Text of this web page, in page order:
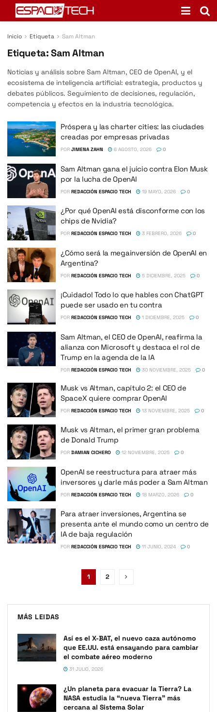
Inicio Etiqueta Sam Altman
Etiqueta:Sam Altman
Noticias y análisis sobre Sam Altman, CEO de OpenAI, y el
ecosistema de inteligencia artificial: estrategia, productos y
debates públicos. Seguimiento de decisiones, regulación,
competencia y efectos en la industria tecnológica.
Próspera y las charter cities: las ciudades
creadas por empresas privadas
POR JIMENA ZAHN 6 AGOSTO, 2026 0
Sam Altman gana el juicio contra Elon Musk
por la lucha de OpenAI
POR REDACCIÓN ESPACIO TECH 19 MAYO, 2026 0
¿Por qué OpenAI está disconforme con los
chips de Nvidia?
POR REDACCIÓN ESPACIO TECH 3 FEBRERO, 2026 0
¿Cómo será la megainversión de OpenAI en
Argentina?
POR REDACCIÓN ESPACIO TECH 5 DICIEMBRE, 2025 0
¡Cuidado! Todo lo que hables con ChatGPT
puede ser usado en tu contra
POR REDACCIÓN ESPACIO TECH 1 DICIEMBRE, 2025 0
Sam Altman, el CEO de OpenAI, reafirma la
alianza con Microsoft y destaca el rol de
Trump en la agenda de la IA
POR REDACCIÓN ESPACIO TECH 30 NOVIEMBRE, 2025 0
Musk vs Altman, capítulo 2: el CEO de
SpaceX quiere comprar OpenAI
POR REDACCIÓN ESPACIO TECH 13 NOVIEMBRE, 2025 0
Musk vs Altman, el primer gran problema
de Donald Trump
POR DAMIAN CICHERO 12 NOVIEMBRE, 2025 0
OpenAI se reestructura para atraer más
inversores y darle más poder a Sam Altman
POR REDACCIÓN ESPACIO TECH 18 MARZO, 2026 0
Para atraer inversiones, Argentina se
presenta ante el mundo como un centro de
IA de baja regulación
POR REDACCIÓN ESPACIO TECH 11 JUNIO, 2024 0
1 2
MÁS LEIDAS
Así es el X-BAT, el nuevo caza autónomo
que EE.UU. está ensayando para cambiar
el combate aéreo moderno
31 JULIO, 2026
¿Un planeta para evacuar la Tierra? La
NASA estudia la “nueva Tierra” más
cercana al Sistema Solar